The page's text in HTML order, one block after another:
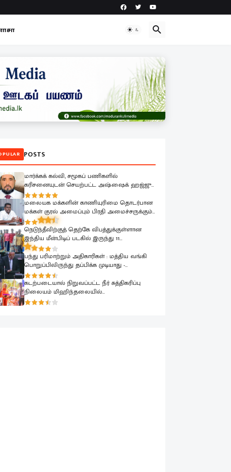
POSTS
மார்க்கக் கல்வி, சமூகப் பணிகளில்
கரிசனையுடன் செயற்பட்ட அஷ்ஷைக் ஹஜ்ஜு
முஹம்மதின் மறைவு பேரிழப்பாகும்; அம்பாறை
மாவட்ட ஜம்இய்யத்துல் உலமா ஆழ்ந்த
கவலை.!
மலையக மக்களின் காணியுரிமை தொடர்பான
மக்கள் குரல் அமைப்பும் பிரதி அமைச்சருக்கும்
விஷேட கலந்துரையாடல்
நெடுந்தீவிற்குத் தெற்கே விபத்துக்குள்ளான
இந்திய மீன்பிடிப் படகில் இருந்து 11
மீனவர்களை இலங்கை கடற்படை பாதுகாப்பாக
மீட்டது
பந்து பரிமாற்றும் அதிகாரிகள் : மத்திய வங்கி
பொறுப்பிலிருந்து தப்பிக்க முடியாது -
பாராளுமன்றத்தில் ரவூப் ஹக்கீம் ஆவேசம்
கடற்படையால் நிறுவப்பட்ட நீர் சுத்திகரிப்பு
நிலையம் மிஹிந்தலையில்
பொதுமக்களுக்காக கையளிக்கப்பட்டது